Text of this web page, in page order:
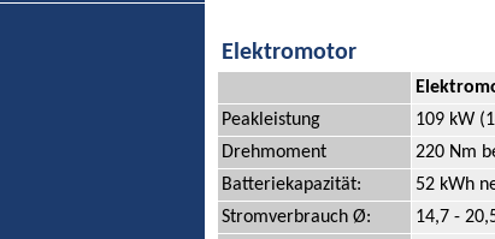
Elektromotor
Peakleistung
109 kW
Drehmoment
220 Nm
Batteriekapazität:
52 kWh
Stromverbrauch Ø:
14,7 -